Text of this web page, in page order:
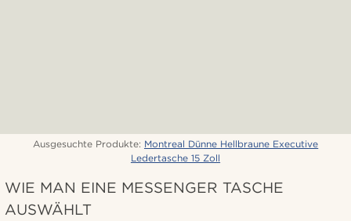
Ausgesuchte Produkte: Montreal Dünne Hellbraune Executive
Ledertasche 15 Zoll
WIE MAN EINE MESSENGER TASCHE
AUSWÄHLT